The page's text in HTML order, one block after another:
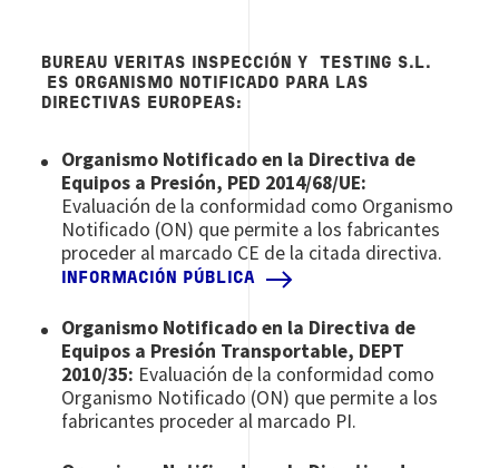
BUREAU VERITAS INSPECCIÓN Y TESTING S.L.
ES ORGANISMO NOTIFICADO PARA LAS
DIRECTIVAS EUROPEAS:
Organismo Notificado en la Directiva de
Equipos a Presión, PED 2014/68/UE:
Evaluación de la conformidad como Organismo
Notificado (ON) que permite a los fabricantes
proceder al marcado CE de la citada directiva.
INFORMACIÓN PÚBLICA
Organismo Notificado en la Directiva de
Equipos a Presión Transportable, DEPT
2010/35: Evaluación de la conformidad como
Organismo Notificado (ON) que permite a los
fabricantes proceder al marcado PI.